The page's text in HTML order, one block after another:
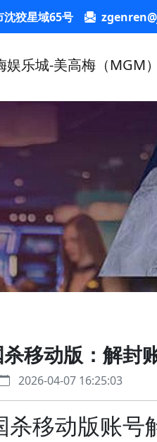
沈狡星域65号
移动版：解封
2026-04-07 16:25:03
杀移动版账号